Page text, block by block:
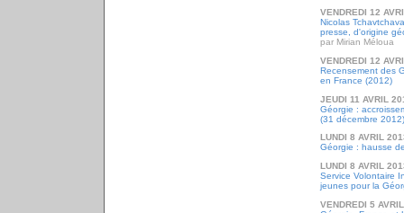
VENDREDI 12
Nicolas
presse, d'origine
par Mirian Méloua
VENDREDI 12
Recensement des
en France (2012)
JEUDI 11 AVRIL
Géorgie :
(31 décembre 2012)
LUNDI 8 AVRIL
Géorgie : hausse
LUNDI 8 AVRIL
Service Volontaire
jeunes pour la
VENDREDI 5